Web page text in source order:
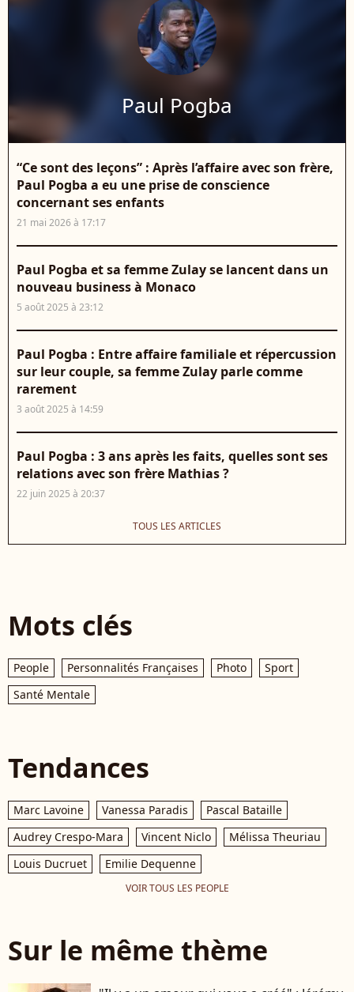
Paul Pogba
“Ce sont des leçons” : Après l’affaire avec son frère,
Paul Pogba a eu une prise de conscience
concernant ses enfants
21 mai 2026 à 17:17
Paul Pogba et sa femme Zulay se lancent dans un
nouveau business à Monaco
5 août 2025 à 23:12
Paul Pogba : Entre affaire familiale et répercussion
sur leur couple, sa femme Zulay parle comme
rarement
3 août 2025 à 14:59
Paul Pogba : 3 ans après les faits, quelles sont ses
relations avec son frère Mathias ?
22 juin 2025 à 20:37
TOUS LES ARTICLES
Mots clés
People Personnalités Françaises Photo
Sport
Santé Mentale
Tendances
Marc Lavoine Vanessa Paradis
Pascal Bataille
Audrey Crespo-Mara
Vincent Niclo
Mélissa Theuriau
Louis Ducruet
Emilie Dequenne
VOIR TOUS LES PEOPLE
Sur le même thème